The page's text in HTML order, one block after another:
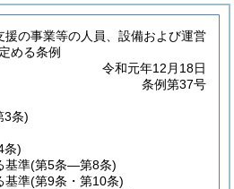
援の事業等の人員、設備および運営
める条例
令和元年12月18日
条例第37号
条)
条)
基準(第5条―第8条)
基準(第9条・第10条)